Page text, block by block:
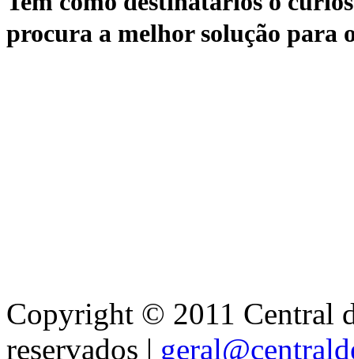
procura a melhor solução para
Copyright © 2011 Central
reservados |